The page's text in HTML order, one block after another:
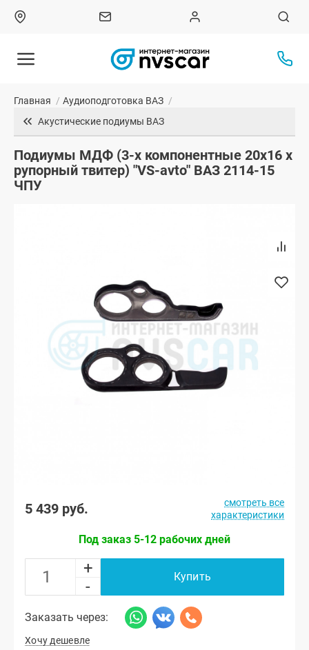
Главная / Аудиоподготовка ВАЗ /
Акустические подиумы ВАЗ
Подиумы МДФ (3-х компонентные 20x16 x
рупорный твитер) "VS-avto" ВАЗ 2114-15
ЧПУ
5 439 руб.
смотреть все
характеристики
Под заказ 5-12 рабочих дней
+
-
Купить
Заказать через:
Хочу дешевле